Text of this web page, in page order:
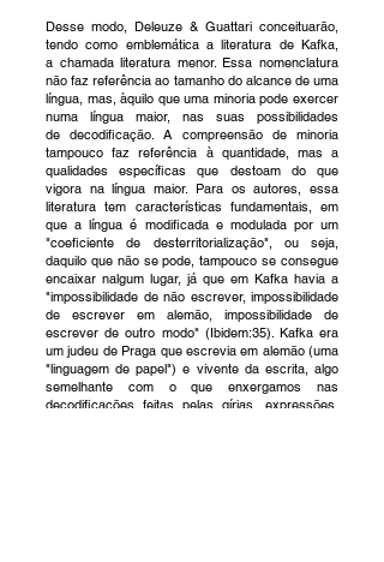
Desse modo, Deleuze & Guattari conceituarão,
tendo como emblemática a literatura de Kafka,
a chamada literatura menor. Essa nomenclatura
não faz referência ao tamanho do alcance de uma
língua, mas, àquilo que uma minoria pode exercer
numa língua maior, nas suas possibilidades
dedecodificação. A compreensão de minoria
tampouco faz referência à quantidade, mas a
qualidades específicas que destoam do que
vigora na língua maior. Para os autores, essa
literatura tem características fundamentais, em
que a língua é modificada e modulada por um
"coeficiente de desterritorialização", ou seja,
daquilo que não se pode, tampouco se consegue
encaixar nalgum lugar, já que em Kafka havia a
"impossibilidade de não escrever, impossibilidade
de escrever em alemão, impossibilidade de
escrever de outro modo" (Ibidem:35). Kafka era
um judeu de Praga que escrevia em alemão (uma
"linguagem de papel") e vivente da escrita, algo
semelhante com o que enxergamos nas
decodificações feitas pelas gírias, expressões,